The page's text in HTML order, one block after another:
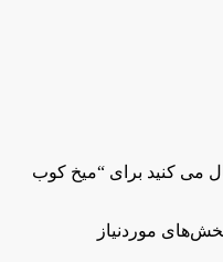
می کنید برای “میخ کوب
موردنیاز